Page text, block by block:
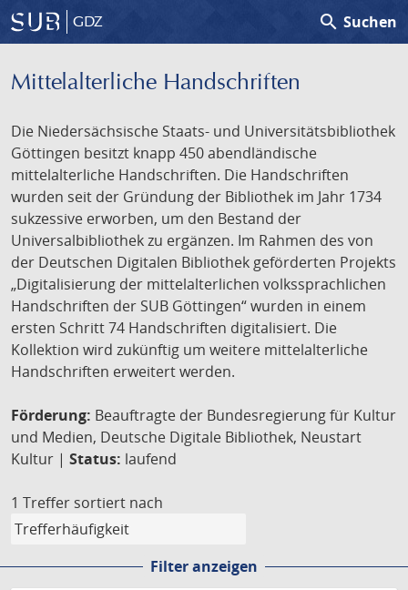
GDZ search Suchen
Mittelalterliche Handschriften
Die Niedersächsische Staats- und Universitätsbibliothek
Göttingen besitzt knapp 450 abendländische
mittelalterliche Handschriften. Die Handschriften
wurden seit der Gründung der Bibliothek im Jahr 1734
sukzessive erworben, um den Bestand der
Universalbibliothek zu ergänzen. Im Rahmen des von
der Deutschen Digitalen Bibliothek geförderten Projekts
„Digitalisierung der mittelalterlichen volkssprachlichen
Handschriften der SUB Göttingen“ wurden in einem
ersten Schritt 74 Handschriften digitalisiert. Die
Kollektion wird zukünftig um weitere mittelalterliche
Handschriften erweitert werden.
Förderung: Beauftragte der Bundesregierung für Kultur
und Medien, Deutsche Digitale Bibliothek, Neustart
Kultur | Status: laufend
1 Treffer sortiert nach
Filter anzeigen